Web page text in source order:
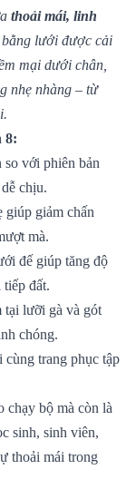
thoải mái, linh
lưới được cải
mại dưới chân,
nhẹ nhàng – từ
8:
so với phiên bản
chịu.
giúp giảm chấn
mà.
đế giúp tăng độ
đất.
tại lưỡi gà và gót
chóng.
cùng trang phục tập
chạy bộ mà còn là
sinh, sinh viên,
thoải mái trong